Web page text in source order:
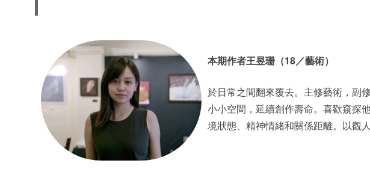
本期作者王昱珊（18／藝術）
於日常之間翻來覆去。主修藝術，副
小小空間，延續創作壽命。喜歡窺探
境狀態、精神情緒和關係距離。以觀